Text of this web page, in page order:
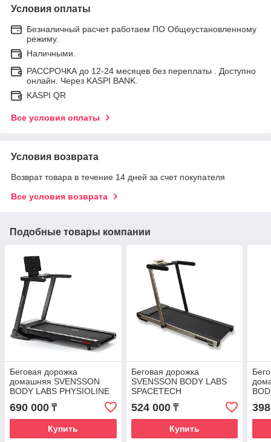
Условия оплаты
Безналичный расчет работаем ПО Общеустановленному
режиму.
Наличными.
РАССРОЧКА до 12-24 месяцев без переплаты . Доступно
онлайн. Через KASPI BANK.
KASPI QR
Все условия оплаты
Условия возврата
Возврат товара в течение 14 дней за счет покупателя
Все условия возврата
Подобные товары компании
Беговая дорожка
домашняя SVENSSON
BODY LABS PHYSIOLINE
SPRINTMASTER B
690 000 ₸
Купить
Беговая дорожка
SVENSSON BODY LABS
SPACETECH
(AMBERLIGHT)
524 000₸
Купить